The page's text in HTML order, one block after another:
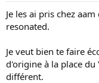
Je les ai pris chez
resonated.
Je veut bien te faire
d'origine à la place du
différent.